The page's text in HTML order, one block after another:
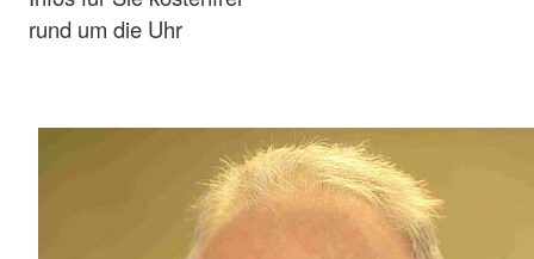
rund um die Uhr